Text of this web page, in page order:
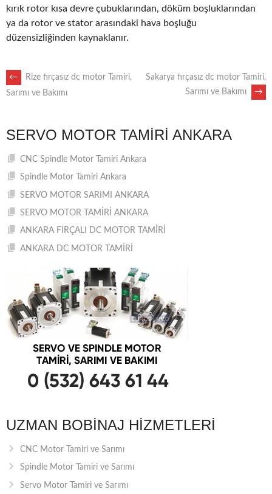
kırık rotor kısa devre çubuklarından, döküm boşluklarından
ya da rotor ve stator arasındaki hava boşluğu
düzensizliğinden kaynaklanır.
POST
←
Rize fırçasız dc motor Tamiri,
Sarımı ve Bakımı
Sakarya fırçasız dc motor Tamiri,
Sarımı ve Bakımı
→
SERVO MOTOR TAMIRI ANKARA
CNC Spindle Motor Tamiri Ankara
Spindle Motor Tamiri Ankara
SERVO MOTOR SARIMI ANKARA
SERVO MOTOR TAMİRİ ANKARA
ANKARA FIRÇALI DC MOTOR TAMİRİ
ANKARA DC MOTOR TAMİRİ
UZMAN BOBINAJ HIZMETLERI
CNC Motor Tamiri ve Sarımı
Spindle Motor Tamiri ve Sarımı
Servo Motor Tamiri ve Sarımı